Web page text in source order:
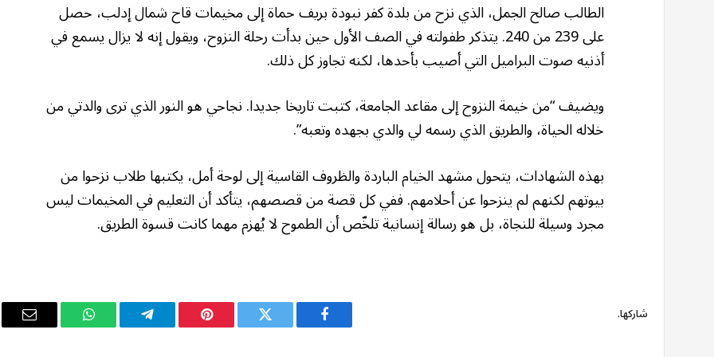
الطالب صالح الجمل، الذي نزح من بلدة كفر نبودة بريف حماة إلى مخيمات قاح شمال إدلب، حصل
على 239 من 240. يتذكر طفولته في الصف الأول حين بدأت رحلة النزوح، ويقول إنه لا يزال يسمع في
أذنيه صوت البراميل التي أصيب بأحدها، لكنه تجاوز كل ذلك.
ويضيف “من خيمة النزوح إلى مقاعد الجامعة، كتبت تاريخا جديدا. نجاحي هو النور الذي ترى والدتي من
خلاله الحياة، والطريق الذي رسمه لي والدي بجهده وتعبه”.
بهذه الشهادات، يتحول مشهد الخيام الباردة والظروف القاسية إلى لوحة أمل، يكتبها طلاب نزحوا من
بيوتهم لكنهم لم ينزحوا عن أحلامهم. ففي كل قصة من قصصهم، يتأكد أن التعليم في المخيمات ليس
مجرد وسيلة للنجاة، بل هو رسالة إنسانية تلخّص أن الطموح لا يُهزم مهما كانت قسوة الطريق.
شاركها.
فيسبوك تويتر بينتيريستتيلقرام واتساب
البريد